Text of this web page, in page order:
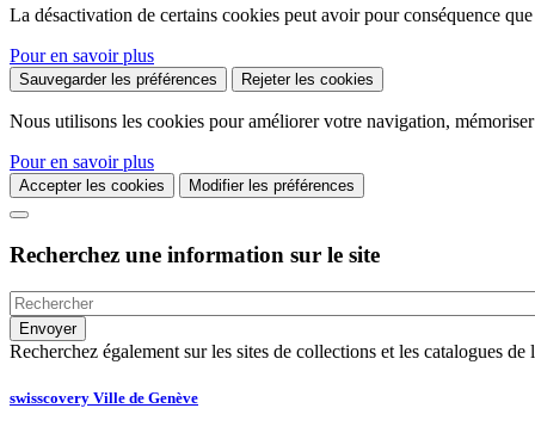
La désactivation de certains cookies peut avoir pour conséquence
Pour en savoir plus
Sauvegarder les préférences Rejeter les cookies
Nous utilisons les cookies pour améliorer votre navigation,
Pour en savoir plus
Accepter les cookies Modifier les préférences
Recherchez une information sur le site
Recherchez également sur les sites de collections et les catalogues
swisscovery Ville de Genève